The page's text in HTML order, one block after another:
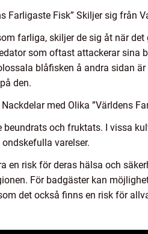
Farligaste Fisk” Skiljer sig från
farliga, skiljer de sig åt när
som oftast attackerar
blåfisken å andra sidan
den.
med Olika ”Världens
beundrats och fruktats. I vissa
varelser.
en risk för deras hälsa och
För badgäster kan
det också finns en risk för